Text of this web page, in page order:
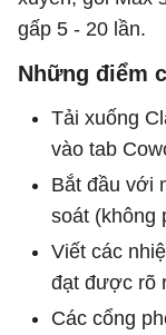
gấp 5 - 20 lần.
Những điểm
Tải xuống
vào tab
Bắt đầu với
soát (không
Viết các
đạt được rõ
Các cổng